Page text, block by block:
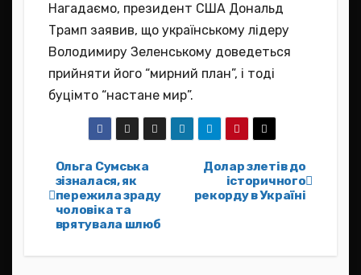
Нагадаємо, президент США Дональд
Трамп заявив, що українському лідеру
Володимиру Зеленському доведеться
прийняти його “мирний план”, і тоді
буцімто “настане мир”.
Навігація
записів
Долар злетів до
історичного
рекорду в Україні
Ольга Сумська
зізналася, як
пережила зраду
чоловіка та
врятувала шлюб